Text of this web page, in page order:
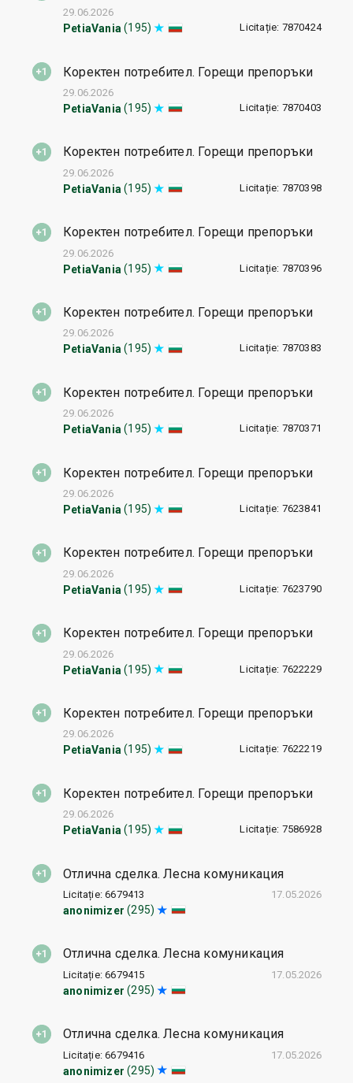
PetiaVania (195) Licitație: 7870424
29.06.2026
Коректен потребител. Горещи препоръки
PetiaVania (195) Licitație: 7870403
29.06.2026
Коректен потребител. Горещи препоръки
PetiaVania (195) Licitație: 7870398
29.06.2026
Коректен потребител. Горещи препоръки
PetiaVania (195) Licitație: 7870396
29.06.2026
Коректен потребител. Горещи препоръки
PetiaVania (195) Licitație: 7870383
29.06.2026
Коректен потребител. Горещи препоръки
PetiaVania (195) Licitație: 7870371
29.06.2026
Коректен потребител. Горещи препоръки
PetiaVania (195) Licitație: 7623841
29.06.2026
Коректен потребител. Горещи препоръки
PetiaVania (195) Licitație: 7623790
29.06.2026
Коректен потребител. Горещи препоръки
PetiaVania (195) Licitație: 7622229
29.06.2026
Коректен потребител. Горещи препоръки
PetiaVania (195) Licitație: 7622219
29.06.2026
Коректен потребител. Горещи препоръки
PetiaVania (195) Licitație: 7586928
29.06.2026
Отлична сделка. Лесна комуникация
anonimizer (295)
Licitație: 6679413 17.05.2026
Отлична сделка. Лесна комуникация
anonimizer (295)
Licitație: 6679415 17.05.2026
Отлична сделка. Лесна комуникация
anonimizer (295)
Licitație: 6679416 17.05.2026